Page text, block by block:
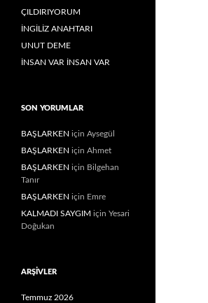
ÇILDIRIYORUM
İNGİLİZ ANAHTARI
UNUT DEME
İNSAN VAR İNSAN VAR
SON YORUMLAR
BAŞLARKEN için Aysegül
BAŞLARKEN için Ahmet
BAŞLARKEN için Bilgehan
Tanır
BAŞLARKEN için Emre
KALMADI SAYGIM için Yesari
Doğukan
ARŞIVLER
Temmuz 2026